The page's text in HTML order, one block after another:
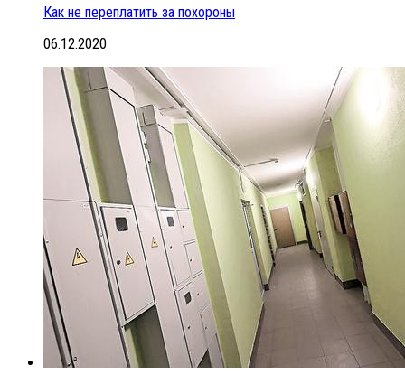
Как не переплатить за похороны
06.12.2020